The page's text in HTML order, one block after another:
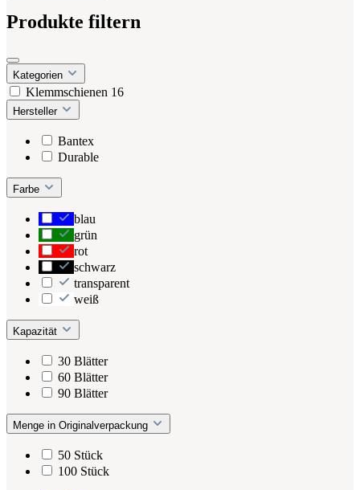
Produkte filtern
Kategorien
Klemmschienen 16
Hersteller
Bantex
Durable
Farbe
blau
grün
rot
schwarz
transparent
weiß
Kapazität
30 Blätter
60 Blätter
90 Blätter
Menge in Originalverpackung
50 Stück
100 Stück